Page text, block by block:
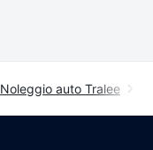
Noleggio auto Tralee